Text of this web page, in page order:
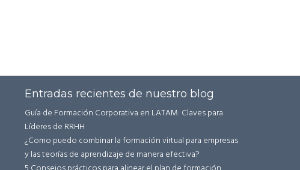
Entradas recientes de nuestro blog
Guía de Formación Corporativa en LATAM: Claves para
Líderes de RRHH
¿Como puedo combinar la formación virtual para empresas
y las teorías de aprendizaje de manera efectiva?